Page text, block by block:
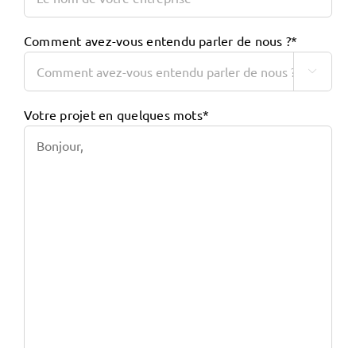
Comment avez-vous entendu parler de nous ?*

Votre projet en quelques mots*